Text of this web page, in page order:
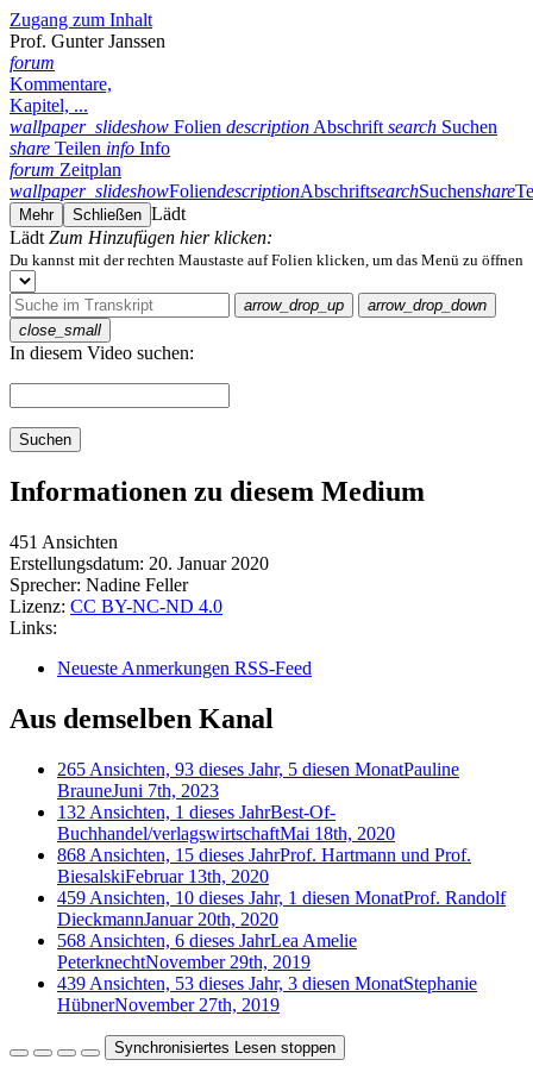
Zugang zum Inhalt
Prof. Gunter Janssen
forum
Kommentare,
Kapitel, ...
wallpaper_slideshow Folien description Abschrift search Suchen
share Teilen info Info
forum Zeitplan
wallpaper_slideshowFoliendescriptionAbschriftsearchSuchenshare
Mehr Schließen Lädt
Lädt Zum Hinzufügen hier klicken:
Du kannst mit der rechten Maustaste auf Folien klicken, um das Menü zu öffnen
arrow_drop_up
arrow_drop_down
close_small
In diesem Video suchen:
Suchen
Informationen zu diesem Medium
451 Ansichten
Erstellungsdatum: 20. Januar 2020
Sprecher: Nadine Feller
Lizenz: CC BY-NC-ND 4.0
Links:
Neueste Anmerkungen RSS-Feed
Aus demselben Kanal
265 Ansichten, 93 dieses Jahr, 5 diesen MonatPauline
BrauneJuni 7th, 2023
132 Ansichten, 1 dieses JahrBest-Of-
Buchhandel/verlagswirtschaftMai 18th, 2020
868 Ansichten, 15 dieses JahrProf. Hartmann und Prof.
BiesalskiFebruar 13th, 2020
459 Ansichten, 10 dieses Jahr, 1 diesen MonatProf. Randolf
DieckmannJanuar 20th, 2020
568 Ansichten, 6 dieses JahrLea Amelie
PeterknechtNovember 29th, 2019
439 Ansichten, 53 dieses Jahr, 3 diesen MonatStephanie
HübnerNovember 27th, 2019
Synchronisiertes Lesen stoppen